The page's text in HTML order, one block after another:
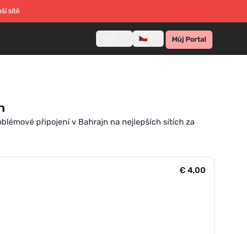
sítě
🇨🇿 Můj Portal
připojení v Bahrajn na nejlepších sítích za
€ 4,00